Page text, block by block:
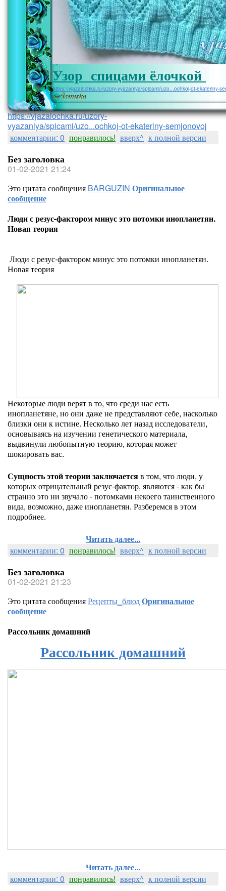
Узор спицами ёлочкой
https://vjazalochka.ru/uzory-vyazaniya/spicami/uzo...ochkoj-ot-ekateriny-
https://vjazalochka.ru/uzory-
vyazaniya/spicami/uzo...ochkoj-ot-ekateriny-semjonovoj
комментарии: 0 понравилось! вверх^ к полной версии
Без заголовка
01-02-2021 21:24
Это цитата сообщения BARGUZIN Оригинальное
сообщение
Люди с резус-фактором минус это потомки инопланетян.
Новая теория
Люди с резус-фактором минус это потомки инопланетян.
Новая теория
Некоторые люди верят в то, что среди нас есть
инопланетяне, но они даже не представляют себе, насколько
близки они к истине. Несколько лет назад исследователи,
основываясь на изучении генетического материала,
выдвинули любопытную теорию, которая может
шокировать вас.
Сущность этой теории заключаетсяв том, что люди, у
которых отрицательный резус-фактор, являются - как бы
странно это ни звучало - потомками некоего таинственного
вида, возможно, даже инопланетян. Разберемся в этом
подробнее.
Читать далее...
комментарии: 0 понравилось! вверх^ к полной версии
Без заголовка
01-02-2021 21:23
Это цитата сообщенияРецепты_блюдОригинальное
сообщение
Рассольник домашний
Рассольник домашний
Читать далее...
комментарии: 0 понравилось! вверх^ к полной версии